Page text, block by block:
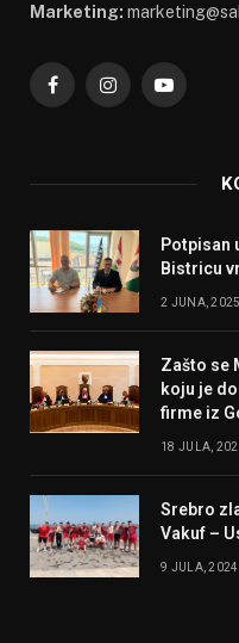
Marketing:
FacebookInstagramYouTube
Potpisan
Bistricu
2 JUNA, 2025
Zašto se
koju je
firme iz
18 JULA,
Srebro
Vakuf –
9 JULA, 2024